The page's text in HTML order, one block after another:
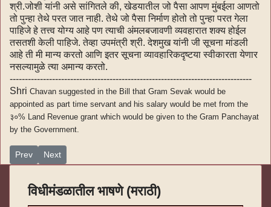
श्री.जोशी यांनी असे सांगितले की, खेडयातील जो पैसा आपण मुंबईला आणतो
तो पुन्हा तेथे परत जात नाही. तेथे जो पैसा निर्माण होतो तो पुन्हा परत गेला
पाहिजे हे तत्त्व योग्य आहे पण त्याची अंमलबजावणी व्यवहारात शक्य होईल
तसतशी केली पाहिजे. तेव्हा उपमंत्री श्री. देशमुख यांनी जी सूचना मांडली
आहे ती मी मान्य करतो आणि इतर सूचना व्यावहारिकदृष्टया स्वीकारता येणार
नसल्यामुळे त्या अमान्य करतो.
--------------------------------------------------------------------------------
Shri Chavan suggested in the Bill that Gram Sevak would be
appointed as part time servant and his salary would be met from the
३०% Land Revenue grant which would be given to the Gram Panchayat
by the Government.
Previous article: भाग १ विधानसभेतील भाषणे-७(english)
Prev Next article: भाग १ विधानसभेतील भाषणे-५
Next
विधीमंडळातील भाषणे (मराठी)